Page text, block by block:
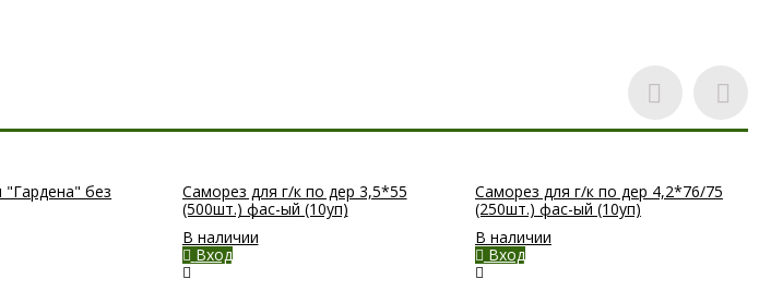
без
Саморез для г/к по дер 3,5*55
(500шт.) фас-ый (10уп)
В наличии
Вход
Саморез для г/к по дер 4,2*76/75
(250шт.) фас-ый (10уп)
В наличии
Вход